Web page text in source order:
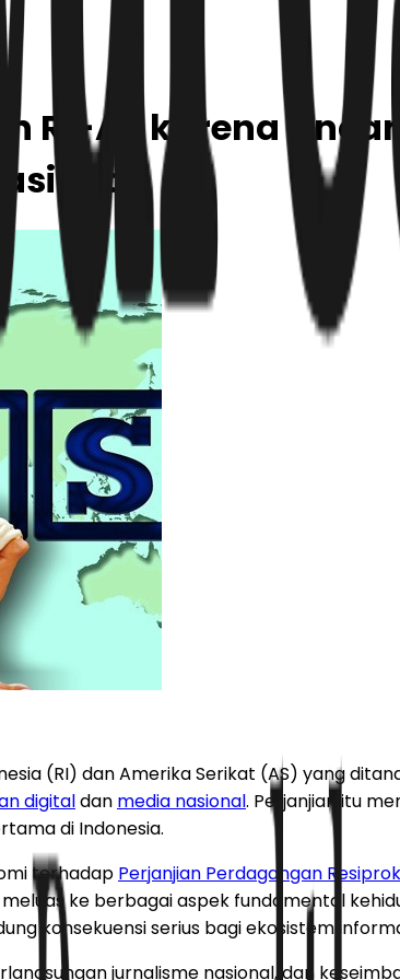
RI-AS karena
(RI) dan Amerika Serikat (AS) yang
digitaldan media nasional. Perjanjian itu
di Indonesia.
terhadap Perjanjian Perdagangan
ke berbagai aspek fundamental
konsekuensi serius bagi ekosistem
jurnalisme nasional, dan